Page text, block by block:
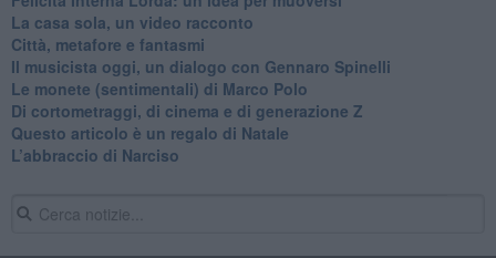
​La casa sola, un video racconto
​Città, metafore e fantasmi
Il musicista oggi, un dialogo con Gennaro Spinelli
Le monete (sentimentali) di Marco Polo
​Di cortometraggi, di cinema e di generazione Z
​Questo articolo è un regalo di Natale
L’abbraccio di Narciso